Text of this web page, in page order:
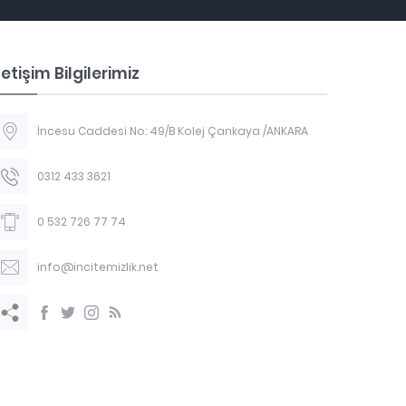
Bilgilerimiz
İncesu Caddesi No: 49/B Kolej Çankaya /ANKARA
0312 433 3621
0 532 726 77 74
info@incitemizlik.net